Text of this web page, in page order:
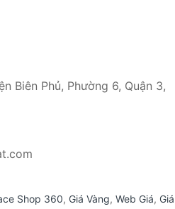
Biên Phủ, Phường 6, Quận 3,
Shop 360, Giá Vàng, Web Giá, Giá